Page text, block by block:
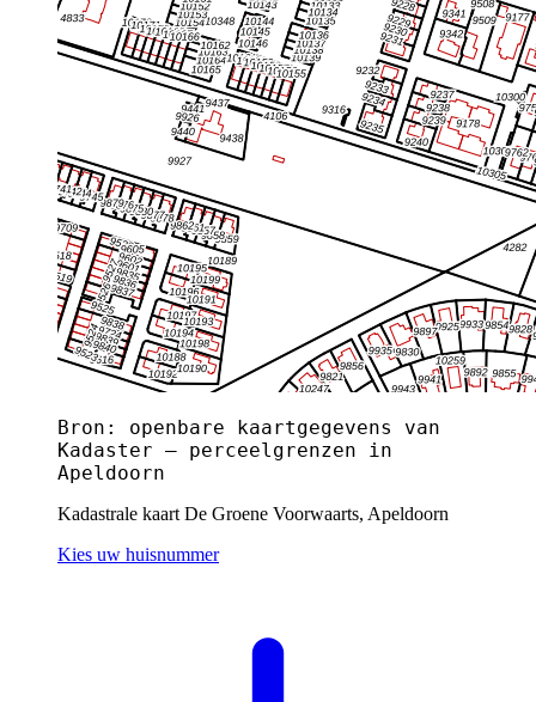
Bron: openbare kaartgegevens van
Kadaster — perceelgrenzen in
Apeldoorn
Kadastrale kaart De Groene Voorwaarts, Apeldoorn
Kies uw huisnummer